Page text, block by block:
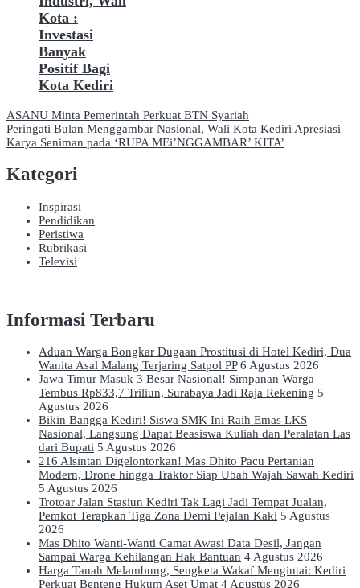
Kota :
Investasi
Banyak
Positif Bagi
Kota Kediri
Navigasi
pos
ASANU Minta Pemerintah Perkuat BTN Syariah
Peringati Bulan Menggambar Nasional, Wali Kota Kediri Apresiasi
Karya Seniman pada ‘RUPA MEi’NGGAMBAR’ KITA’
Kategori
Inspirasi
Pendidikan
Peristiwa
Rubrikasi
Televisi
Informasi Terbaru
Aduan Warga Bongkar Dugaan Prostitusi di Hotel Kediri, Dua
Wanita Asal Malang Terjaring Satpol PP 6 Agustus 2026
Jawa Timur Masuk 3 Besar Nasional! Simpanan Warga
Tembus Rp833,7 Triliun, Surabaya Jadi Raja Rekening 5
Agustus 2026
Bikin Bangga Kediri! Siswa SMK Ini Raih Emas LKS
Nasional, Langsung Dapat Beasiswa Kuliah dan Peralatan Las
dari Bupati 5 Agustus 2026
216 Alsintan Digelontorkan! Mas Dhito Pacu Pertanian
Modern, Drone hingga Traktor Siap Ubah Wajah Sawah Kediri
5 Agustus 2026
Trotoar Jalan Stasiun Kediri Tak Lagi Jadi Tempat Jualan,
Pemkot Terapkan Tiga Zona Demi Pejalan Kaki 5 Agustus
2026
Mas Dhito Wanti-Wanti Camat Awasi Data Desil, Jangan
Sampai Warga Kehilangan Hak Bantuan 4 Agustus 2026
Harga Tanah Melambung, Sengketa Wakaf Mengintai: Kediri
Perkuat Benteng Hukum Aset Umat 4 Agustus 2026